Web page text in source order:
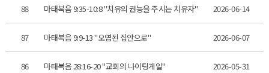
88 마태복음 9:35-10:8 "치유의 권능을 주시는 치유자" 2026-06-14
87 마태복음 9:9-13 "오염된 집안으로" 2026-06-07
86 마태복음 28:16-20 "교회의 나이팅게일" 2026-05-31